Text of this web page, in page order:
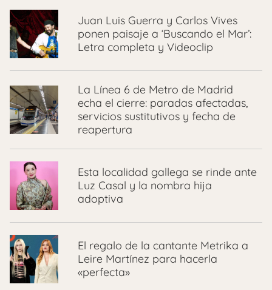
Juan Luis Guerra y Carlos Vives
ponen paisaje a ‘Buscando el Mar’:
Letra completa y Videoclip
La Línea 6 de Metro de Madrid
echa el cierre: paradas afectadas,
servicios sustitutivos y fecha de
reapertura
Esta localidad gallega se rinde ante
Luz Casal y la nombra hija
adoptiva
El regalo de la cantante Metrika a
Leire Martínez para hacerla
«perfecta»